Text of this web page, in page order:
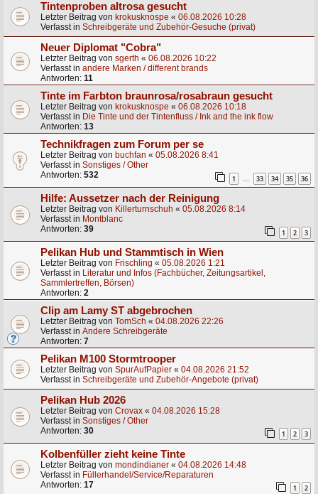
Tintenproben altrosa gesucht
Letzter Beitrag von krokusknospe « 06.08.2026 10:28
Verfasst in Schreibgeräte und Zubehör-Gesuche (privat)
Neuer Diplomat "Cobra"
Letzter Beitrag von sgerth « 06.08.2026 10:22
Verfasst in andere Marken / different brands
Antworten: 11
Tinte im Farbton braunrosa/rosabraun gesucht
Letzter Beitrag von krokusknospe « 06.08.2026 10:18
Verfasst in Die Tinte und der Tintenfluss / Ink and the ink flow
Antworten: 13
Technikfragen zum Forum per se
Letzter Beitrag von buchfan « 05.08.2026 8:41
Verfasst in Sonstiges / Other
Antworten: 532 1 … 33 34 35 36
Hilfe: Aussetzer nach der Reinigung
Letzter Beitrag von Killerturnschuh « 05.08.2026 8:14
Verfasst in Montblanc
Antworten: 39 1 2 3
Pelikan Hub und Stammtisch in Wien
Letzter Beitrag von Frischling « 05.08.2026 1:21
Verfasst in Literatur und Infos (Fachbücher, Zeitungsartikel,
Sammlertreffen, Börsen)
Antworten: 2
Clip am Lamy ST abgebrochen
Letzter Beitrag von TomSch « 04.08.2026 22:26
Verfasst in Andere Schreibgeräte
Antworten: 7
Pelikan M100 Stormtrooper
Letzter Beitrag von SpurAufPapier « 04.08.2026 21:52
Verfasst in Schreibgeräte und Zubehör-Angebote (privat)
Pelikan Hub 2026
Letzter Beitrag von Crovax « 04.08.2026 15:28
Verfasst in Sonstiges / Other
Antworten: 30 1 2 3
Kolbenfüller zieht keine Tinte
Letzter Beitrag von mondindianer « 04.08.2026 14:48
Verfasst in Füllerhandel/Service/Reparaturen
Antworten: 17 1 2